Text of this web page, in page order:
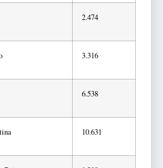
2.474
3.316
6.538
10.631